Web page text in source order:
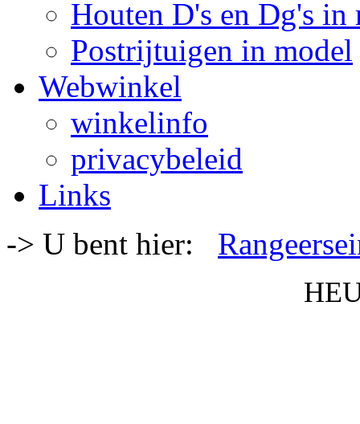
Houten D's en Dg's in
Postrijtuigen in model
Webwinkel
winkelinfo
privacybeleid
Links
-> U bent hier: